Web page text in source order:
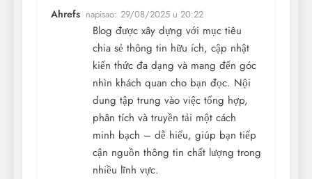
Ahrefs napisao: 29/08/2025 u 20:22
Blog được xây dựng với mục tiêu
chia sẻ thông tin hữu ích, cập nhật
kiến thức đa dạng và mang đến góc
nhìn khách quan cho bạn đọc. Nội
dung tập trung vào việc tổng hợp,
phân tích và truyền tải một cách
minh bạch – dễ hiểu, giúp bạn tiếp
cận nguồn thông tin chất lượng trong
nhiều lĩnh vực.